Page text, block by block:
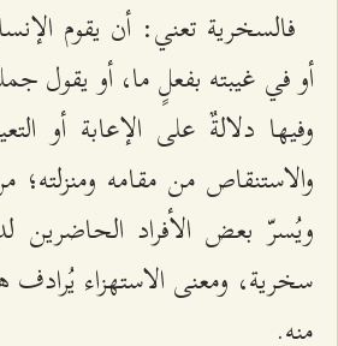
فالسخرية تعني: أن يقوم
أو في غيبته بفعلٍ ما، أو يقول
وفيها دلالةٌ على الإعابة أو
والاستنقاص من مقامه
ويُسرّ بعض الأفراد الحاضرين
سخرية، ومعنى الاستهزاء يُرادف
منه.